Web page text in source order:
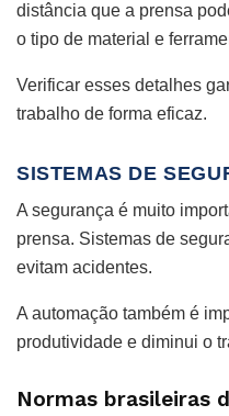
distância que a prensa
o tipo de material e
Verificar esses detalhes
trabalho de forma eficaz.
SISTEMAS DE
A segurança é muito
prensa. Sistemas de
evitam acidentes.
A automação também é
produtividade e diminui o
Normas brasileiras